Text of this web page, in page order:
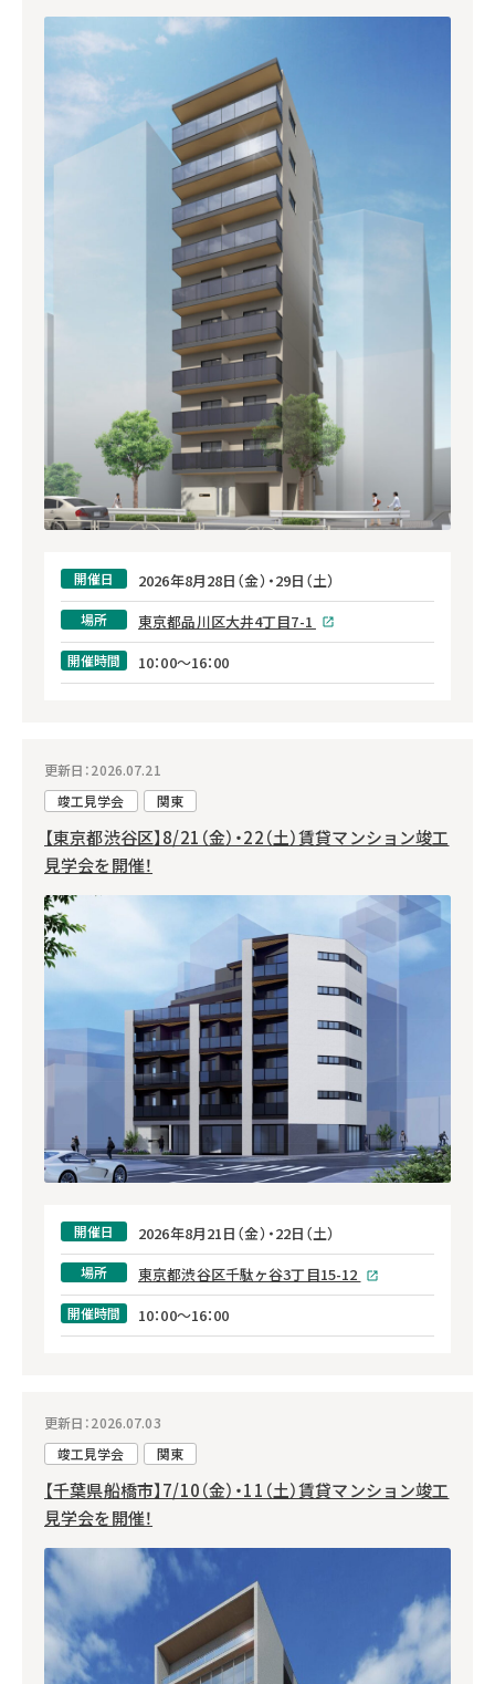
開催日 2026年8月28日（金）・29日（土）
場所 東京都品川区大井4丁目7-1
開催時間 10：00～16：00
更新日：2026.07.21
竣工見学会
関東
【東京都渋谷区】8/21（金）・22（土）賃貸マンション竣工
見学会を開催！
開催日 2026年8月21日（金）・22日（土）
場所 東京都渋谷区千駄ヶ谷3丁目15-12
開催時間 10：00～16：00
更新日：2026.07.03
竣工見学会
関東
【千葉県船橋市】7/10（金）・11（土）賃貸マンション竣工
見学会を開催！